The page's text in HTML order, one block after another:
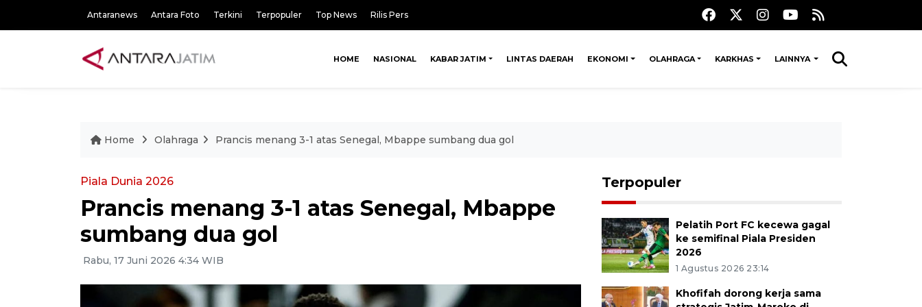
Antaranews Antara Foto Terkini Terpopuler Top News Rilis Pers
HOME NASIONAL KABAR JATIM LINTAS DAERAH EKONOMI OLAHRAGA KARKHAS LAINNYA
Home Olahraga Prancis menang 3-1 atas Senegal, Mbappe sumbang dua gol
Piala Dunia 2026
Prancis menang 3-1 atas Senegal, Mbappe
sumbang dua gol
Rabu, 17 Juni 2026 4:34 WIB
Terpopuler
Pelatih Port FC kecewa gagal
ke semifinal Piala Presiden
2026
1 Agustus 2026 23:14
Khofifah dorong kerja sama